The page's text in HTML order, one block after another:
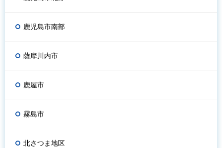
鹿児島市南部
薩摩川内市
鹿屋市
霧島市
北さつま地区